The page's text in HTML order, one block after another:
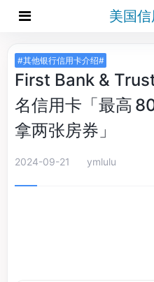
美国信
#其他银行信用卡介绍#
First Bank &
名信用卡「最高
拿两张房券」
2024-09-21 ymlulu